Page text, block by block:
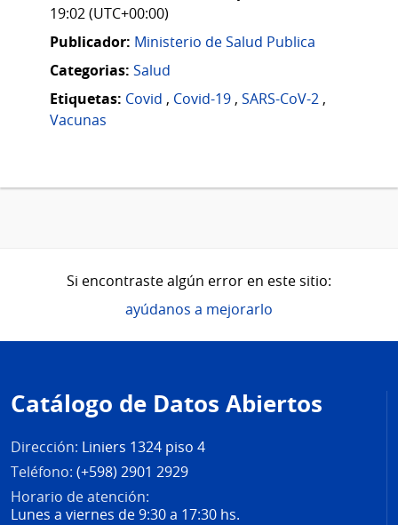
19:02 (UTC+00:00)
Publicador: Ministerio de Salud Publica
Categorias: Salud
Etiquetas: Covid , Covid-19 , SARS-CoV-2 ,
Vacunas
Si encontraste algún error en este sitio:
ayúdanos a mejorarlo
de
página
Catálogo de Datos Abiertos
Dirección: Liniers 1324 piso 4
Teléfono: (+598) 2901 2929
Horario de atención:
Lunes a viernes de 9:30 a 17:30 hs.